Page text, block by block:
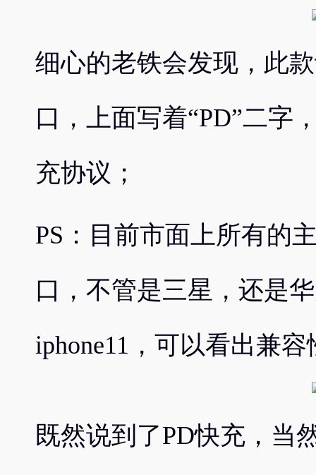
细心的老铁会发现，此
口，上面写着“PD”二字
充协议；
PS：目前市面上所有的
口，不管是三星，还是
iphone11，可以看出兼
既然说到了PD快充，当